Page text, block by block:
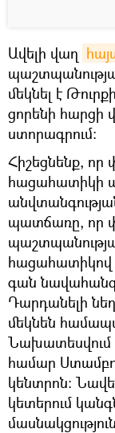
Ավելի վաղ
մեկնել է
ցորենի հարցի
ստորագրում։
Հիշեցնենք,
հացահատիկի
պատճառը, որ
հացահատիկով
գան
Դարդանելի
մեկնեն
Նախատեսվում
համար
կենտրոն։
կետերում